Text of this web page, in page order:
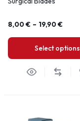
8,00€ – 19,90€
Select options